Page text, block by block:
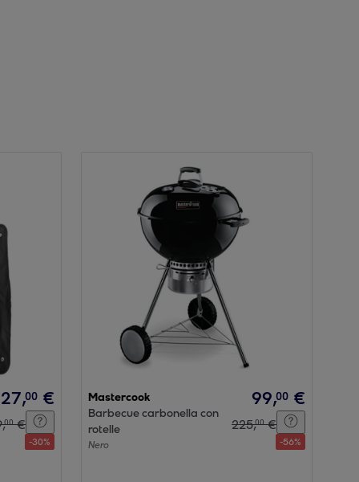
27,00 €
,00 €
-30%
Mastercook
Barbecue carbonella con
rotelle
Nero
99,00 €
225,00 €
-56%